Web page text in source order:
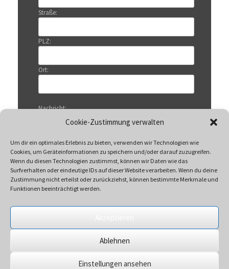
Cookie-Zustimmung verwalten
Um dir ein optimales Erlebnis zu bieten, verwenden wir Technologien wie
Cookies, um Geräteinformationen zu speichern und/oder darauf zuzugreifen.
Wenn du diesen Technologien zustimmst, können wir Daten wie das
Surfverhalten oder eindeutige IDs auf dieser Website verarbeiten. Wenn du deine
Zustimmung nicht erteilst oder zurückziehst, können bestimmte Merkmale und
Funktionen beeinträchtigt werden.
Ablehnen
Einstellungen ansehen
Straße:
PLZ:
Ort:
Nachricht:
Mit Klicken auf „Senden“ akzeptieren Sie unsere
Datenschutzerklärung